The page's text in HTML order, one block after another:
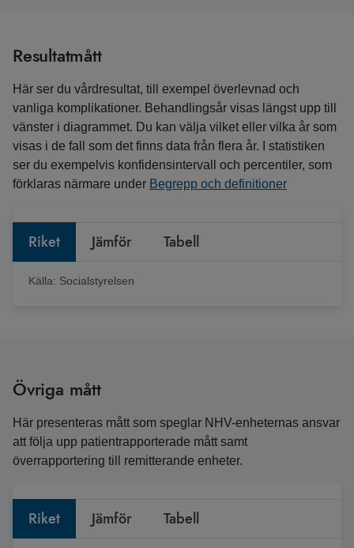
Resultatmått
Här ser du vårdresultat, till exempel överlevnad och
vanliga komplikationer. Behandlingsår visas längst upp till
vänster i diagrammet. Du kan välja vilket eller vilka år som
visas i de fall som det finns data från flera år. I statistiken
ser du exempelvis konfidensintervall och percentiler, som
förklaras närmare under Begrepp och definitioner
Riket Jämför Tabell
Källa: Socialstyrelsen
Övriga mått
Här presenteras mått som speglar NHV-enheternas ansvar
att följa upp patientrapporterade mått samt
överrapportering till remitterande enheter.
Riket Jämför Tabell